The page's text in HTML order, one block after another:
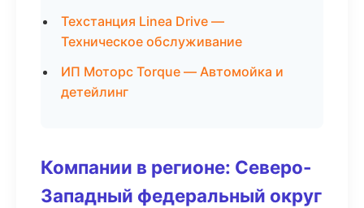
Техстанция Linea Drive —
Техническое обслуживание
ИП Моторс Torque — Автомойка и
детейлинг
Компании в регионе: Северо-
Западный федеральный округ